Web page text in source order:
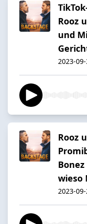
Rooz
und
2023-
Rooz
wieso
2023-